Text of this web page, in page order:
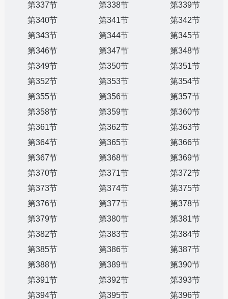
第337节
第338节
第339节
第340节
第341节
第342节
第343节
第344节
第345节
第346节
第347节
第348节
第349节
第350节
第351节
第352节
第353节
第354节
第355节
第356节
第357节
第358节
第359节
第360节
第361节
第362节
第363节
第364节
第365节
第366节
第367节
第368节
第369节
第370节
第371节
第372节
第373节
第374节
第375节
第376节
第377节
第378节
第379节
第380节
第381节
第382节
第383节
第384节
第385节
第386节
第387节
第388节
第389节
第390节
第391节
第392节
第393节
第394节
第395节 第396节